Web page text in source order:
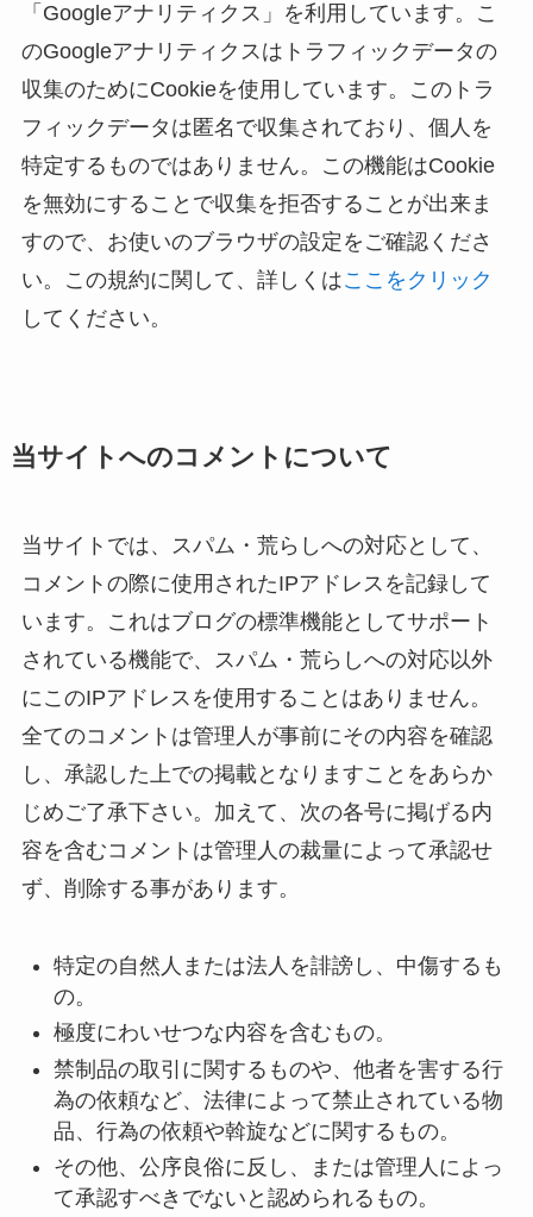
「Googleアナリティクス」を利用しています。こ
のGoogleアナリティクスはトラフィックデータの
収集のためにCookieを使用しています。このトラ
フィックデータは匿名で収集されており、個人を
特定するものではありません。この機能はCookie
を無効にすることで収集を拒否することが出来ま
すので、お使いのブラウザの設定をご確認くださ
い。この規約に関して、詳しくはここをクリック
してください。
当サイトへのコメントについて
当サイトでは、スパム・荒らしへの対応として、
コメントの際に使用されたIPアドレスを記録して
います。これはブログの標準機能としてサポート
されている機能で、スパム・荒らしへの対応以外
にこのIPアドレスを使用することはありません。
全てのコメントは管理人が事前にその内容を確認
し、承認した上での掲載となりますことをあらか
じめご了承下さい。加えて、次の各号に掲げる内
容を含むコメントは管理人の裁量によって承認せ
ず、削除する事があります。
特定の自然人または法人を誹謗し、中傷するも
の。
極度にわいせつな内容を含むもの。
禁制品の取引に関するものや、他者を害する行
為の依頼など、法律によって禁止されている物
品、行為の依頼や斡旋などに関するもの。
その他、公序良俗に反し、または管理人によっ
て承認すべきでないと認められるもの。